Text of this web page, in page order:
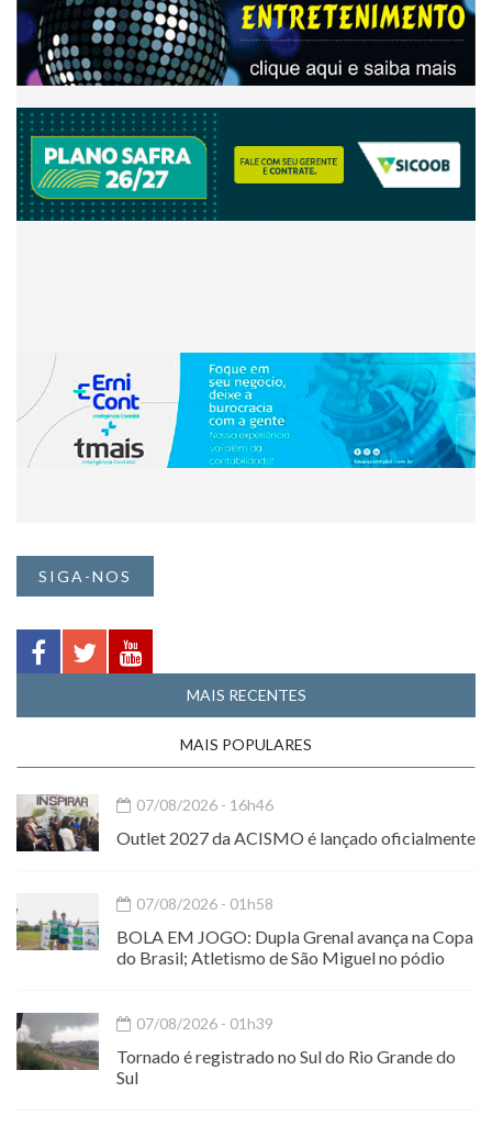
SIGA-NOS
MAIS RECENTES
MAIS POPULARES
07/08/2026 - 16h46
Outlet 2027 da ACISMO é lançado oficialmente
07/08/2026 - 01h58
BOLA EM JOGO: Dupla Grenal avança na Copa
do Brasil; Atletismo de São Miguel no pódio
07/08/2026 - 01h39
Tornado é registrado no Sul do Rio Grande do
Sul